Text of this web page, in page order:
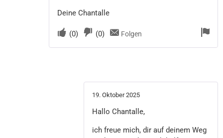
Deine Chantalle
(0) (0) Folgen
19. Oktober 2025
Hallo Chantalle,
ich freue mich, dir auf deinem Weg